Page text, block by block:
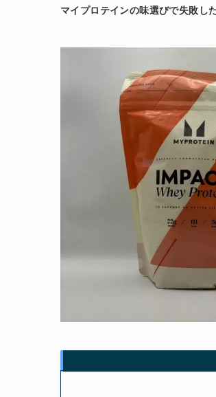
マイプロテインの味選びで失敗し